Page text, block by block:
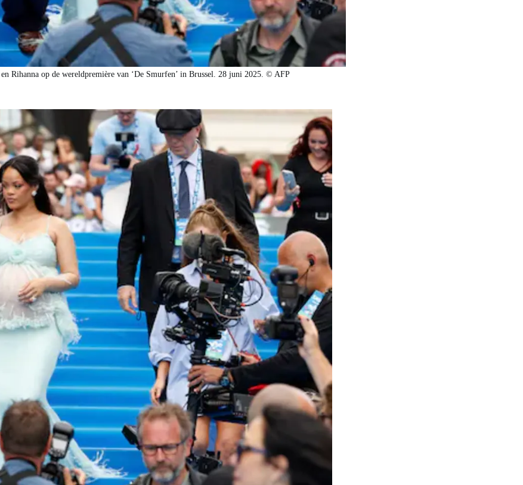
Rihanna op de wereldpremière van ‘De Smurfen’ in Brussel. 28 juni 2025. © AFP